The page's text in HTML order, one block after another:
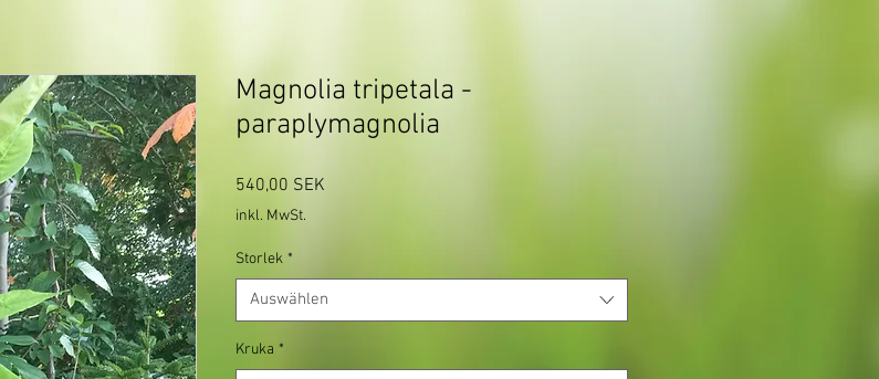
Magnolia tripetala -
paraplymagnolia
540,00 SEK
inkl. MwSt.
Storlek *
Auswählen
Kruka *